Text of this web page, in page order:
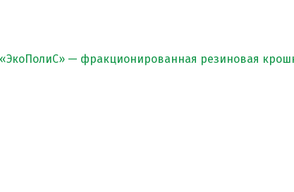
— фракционированная резиновая